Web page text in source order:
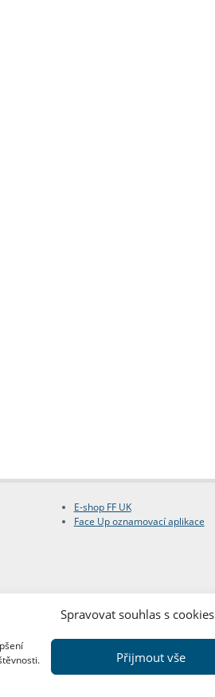
Spravovat souhlas s cookies
Přijmout vše
E-shop FF UK
Face Up oznamovací aplikace